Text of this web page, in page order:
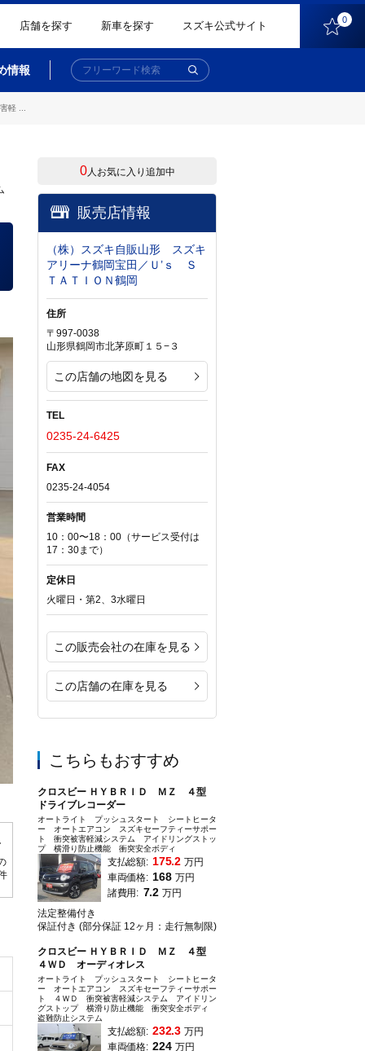
店舗を探す 新車を探す スズキ公式サイト 0
情報
軽 ...
常時展示在庫５０台程度、弊社展示場にて好評展示中、遠方にお住まいでご
0人お気に入り追加中
販売店情報
（株）スズキ自販山形 スズキ
アリーナ鶴岡宝田／Ｕ’ｓ Ｓ
ＴＡＴＩＯＮ鶴岡
住所
〒997-0038
山形県鶴岡市北茅原町１５−３
この店舗の地図を見る
TEL
0235-24-6425
FAX
0235-24-4054
営業時間
10：00〜18：00（サービス受付は
17：30まで）
定休日
火曜日・第2、3水曜日
この販売会社の在庫を見る
この店舗の在庫を見る
こちらもおすすめ
クロスビー ＨＹＢＲＩＤ ＭＺ ４型
ドライブレコーダー
オートライト プッシュスタート シートヒータ
ー オートエアコン スズキセーフティーサポー
ト 衝突被害軽減システム アイドリングストッ
プ 横滑り防止機能 衝突安全ボディ
支払総額: 175.2 万円
車両価格: 168 万円
諸費用: 7.2 万円
法定整備付き
保証付き (部分保証 12ヶ月：走行無制限)
クロスビー ＨＹＢＲＩＤ ＭＺ ４型
４ＷＤ オーディオレス
オートライト プッシュスタート シートヒータ
ー オートエアコン スズキセーフティーサポー
ト ４ＷＤ 衝突被害軽減システム アイドリン
グストップ 横滑り防止機能 衝突安全ボディ
盗難防止システム
支払総額: 232.3 万円
車両価格: 224 万円